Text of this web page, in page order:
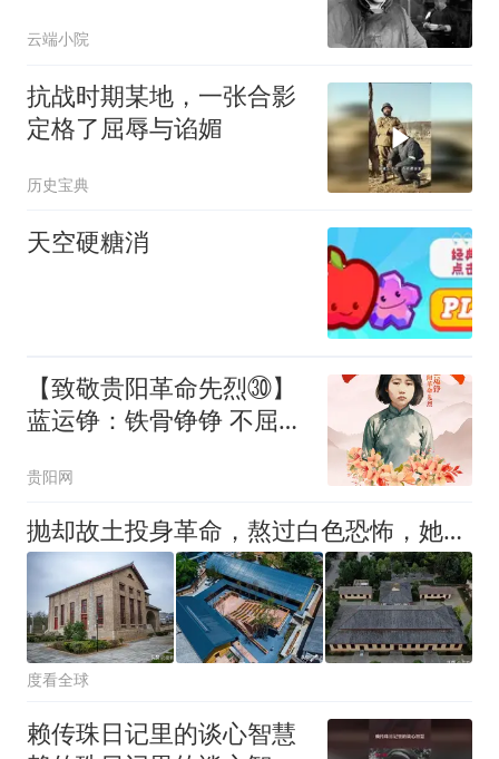
云端小院
抗战时期某地，一张合影
定格了屈辱与谄媚
历史宝典
天空硬糖消
【致敬贵阳革命先烈㉚‌】
蓝运铮：铁骨铮铮 不屈不
贵阳网
抛却故土投身革命，熬过白色恐怖，她却没能等到属于自己的荣光！
度看全球
赖传珠日记里的谈心智慧